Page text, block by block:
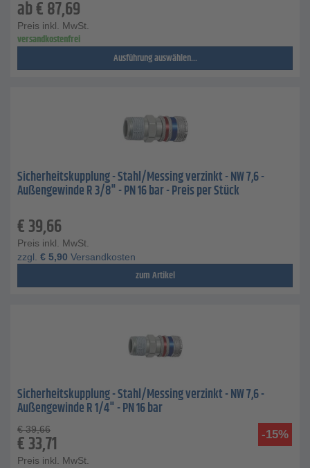
ab€87,69
Preis inkl. MwSt.
versandkostenfrei
Ausführung auswählen...
Sicherheitskupplung - Stahl/Messing verzinkt - NW 7,6 -
Außengewinde R 3/8" - PN 16 bar - Preis per Stück
€39,66
Preis inkl. MwSt.
zzgl. € 5,90 Versandkosten
zum Artikel
Sicherheitskupplung - Stahl/Messing verzinkt - NW 7,6 -
Außengewinde R 1/4" - PN 16 bar
-15%
€ 39,66
€33,71
Preis inkl. MwSt.